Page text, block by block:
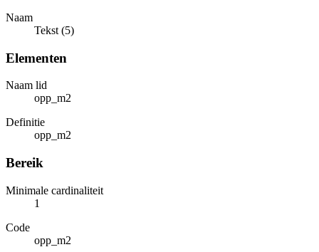
Naam
Tekst (5)
Elementen
Naam lid
opp_m2
Definitie
opp_m2
Bereik
Minimale cardinaliteit
1
Code
opp_m2